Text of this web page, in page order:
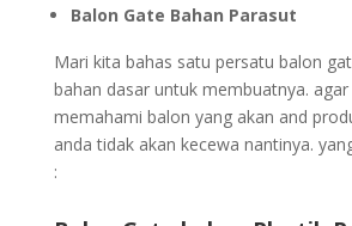
Balon Gate Bahan Parasut
Mari kita bahas satu persatu balon
bahan dasar untuk membuatnya.
memahami balon yang akan and
anda tidak akan kecewa nantinya.
: